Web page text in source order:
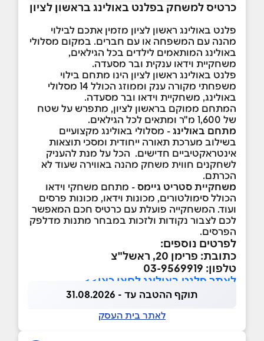
כרטיס למשחק בפלנט באולינג בראשון לציון
פלנט באולינג ראשון לציון מזמין אתכם לבילוי
מהנה עם המשפחה או עם חברים. במקום מסלולי
באולינג המותאמים לילדים בכל הגילאים,
משחקיית וידאו ענקית ובר מסעדה.
פלנט באולינג ראשון לציון הינו מתחם בילוי
משפחתי מקורה ענק וממוזג הכולל 14 מסלולי
באולינג, משחקיית וידאו ובר מסעדה.
המתחם ממוקם בראשון לציון, מתפרש על שטח
של 1,600 מ"ר ומתאים לכל הגילאים.
מתחם באולינג - מסלולי באולינג מקצועיים
בשילוב מערכת תאורה ייחודית ומסכי תוצאות
אינטראקטיביים חדישים. הכל על מנת להעניק
לשחקנים חווית משחק מהנה באווירה שעוד לא
הכרתם.
משחקיית סטריט גיימס - מתחם משחקי וידאו
הכולל סימולטורים, מכונות וידאו, מכונות פרסים
ועוד. המשחקייה פועלת עם כרטיס חכם המאפשר
לכם לצבור נקודות ולזכות במבחר מתנות מדלפק
הפרסים.
לפרטים נוספים:
כתובת: פרימן 20, ראשל"צ
טלפון: 03-9569919
לאתר פלנט באולינג לחצו כאן>>
תוקף ההטבה עד - 31.08.2026
לאתר בית העסק